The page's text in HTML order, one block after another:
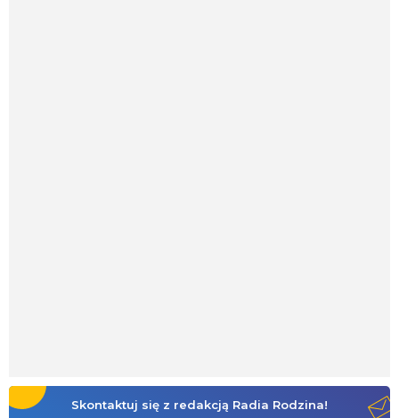
Skontaktuj się z redakcją Radia Rodzina!